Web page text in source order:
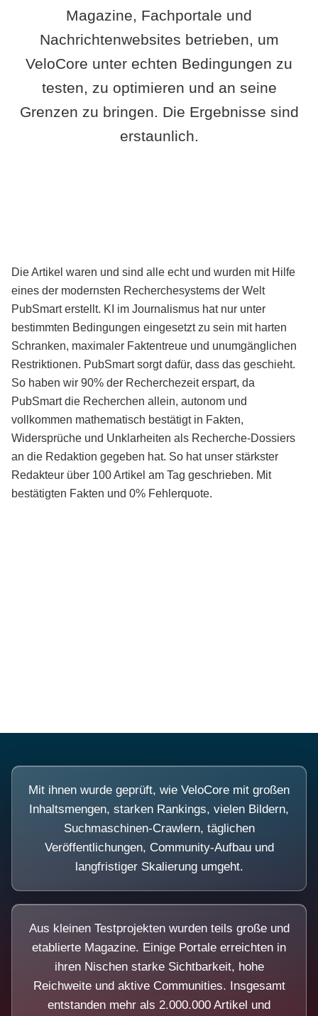
Magazine, Fachportale und
Nachrichtenwebsites betrieben, um
VeloCore unter echten Bedingungen zu
testen, zu optimieren und an seine
Grenzen zu bringen. Die Ergebnisse sind
erstaunlich.
Die Artikel waren und sind alle echt und wurden mit Hilfe
eines der modernsten Recherchesystems der Welt
PubSmart erstellt. KI im Journalismus hat nur unter
bestimmten Bedingungen eingesetzt zu sein mit harten
Schranken, maximaler Faktentreue und unumgänglichen
Restriktionen. PubSmart sorgt dafür, dass das geschieht.
So haben wir 90% der Recherchezeit erspart, da
PubSmart die Recherchen allein, autonom und
vollkommen mathematisch bestätigt in Fakten,
Widersprüche und Unklarheiten als Recherche-Dossiers
an die Redaktion gegeben hat. So hat unser stärkster
Redakteur über 100 Artikel am Tag geschrieben. Mit
bestätigten Fakten und 0% Fehlerquote.
Mit ihnen wurde geprüft, wie VeloCore mit großen
Inhaltsmengen, starken Rankings, vielen Bildern,
Suchmaschinen-Crawlern, täglichen
Veröffentlichungen, Community-Aufbau und
langfristiger Skalierung umgeht.
Aus kleinen Testprojekten wurden teils große und
etablierte Magazine. Einige Portale erreichten in
ihren Nischen starke Sichtbarkeit, hohe
Reichweite und aktive Communities. Insgesamt
entstanden mehr als 2.000.000 Artikel und